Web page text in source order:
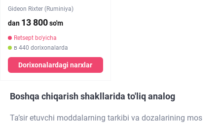
Gideon Rixter (Ruminiya)
dan 13 800so'm
Retsept bo'yicha
в 440 dorixonalarda
Dorixonalardagi narxlar
Boshqa chiqarish shakllarida to'liq analog
Ta’sir etuvchi moddalarning tarkibi va dozalarining mos